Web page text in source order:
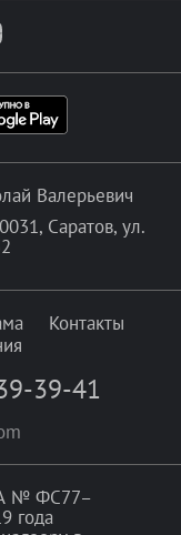
Валерьевич
Саратов, ул.
Контакты
39-41
№ ФС77–
года